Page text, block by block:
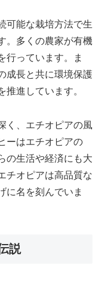
可能な栽培方法で生
。多くの農家が有機
行っています。ま
成長と共に環境保護
推進しています。
く、エチオピアの風
ーはエチオピアの
の生活や経済にも大
チオピアは高品質な
に名を刻んでいま
説